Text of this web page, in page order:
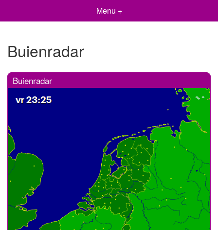
Menu +
Buienradar
Buienradar